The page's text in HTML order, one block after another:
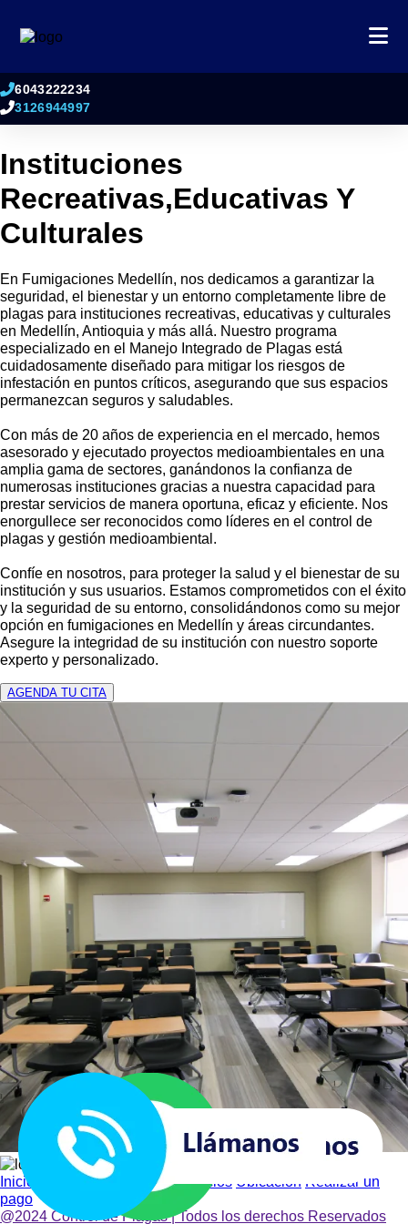
6043222234
3126944997
Instituciones
Recreativas,Educativas Y
Culturales
En Fumigaciones Medellín, nos dedicamos a garantizar la
seguridad, el bienestar y un entorno completamente libre de
plagas para instituciones recreativas, educativas y culturales
en Medellín, Antioquia y más allá. Nuestro programa
especializado en el Manejo Integrado de Plagas está
cuidadosamente diseñado para mitigar los riesgos de
infestación en puntos críticos, asegurando que sus espacios
permanezcan seguros y saludables.
Con más de 20 años de experiencia en el mercado, hemos
asesorado y ejecutado proyectos medioambientales en una
amplia gama de sectores, ganándonos la confianza de
numerosas instituciones gracias a nuestra capacidad para
prestar servicios de manera oportuna, eficaz y eficiente. Nos
enorgullece ser reconocidos como líderes en el control de
plagas y gestión medioambiental.
Confíe en nosotros, para proteger la salud y el bienestar de su
institución y sus usuarios. Estamos comprometidos con el éxito
y la seguridad de su entorno, consolidándonos como su mejor
opción en fumigaciones en Medellín y áreas circundantes.
Asegure la integridad de su institución con nuestro soporte
experto y personalizado.
AGENDA TU CITA
Inicio Nosotros Beneficios Servicios Ubicación Realizar un
pago
@2024 Control de Plagas | Todos los derechos Reservados